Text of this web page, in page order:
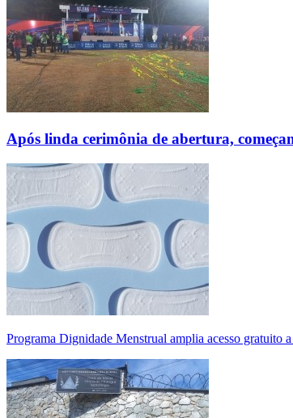
Após linda cerimônia de abertura,
Programa Dignidade Menstrual amplia acesso gratuito